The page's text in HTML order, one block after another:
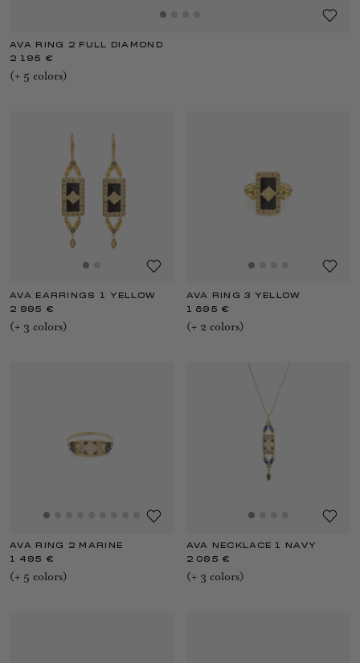
AVA RING 2 FULL DIAMOND
2 195 €
(+ 5 colors)
AVA EARRINGS 1 YELLOW
2 995 €
(+ 3 colors)
AVA RING 3 YELLOW
1 895 €
(+ 2 colors)
AVA RING 2 MARINE
1 495 €
(+ 5 colors)
AVA NECKLACE 1 NAVY
2 095 €
(+ 3 colors)